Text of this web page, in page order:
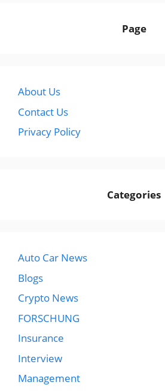
Page
About Us
Contact Us
Privacy Policy
Categories
Auto Car News
Blogs
Crypto News
FORSCHUNG
Insurance
Interview
Management